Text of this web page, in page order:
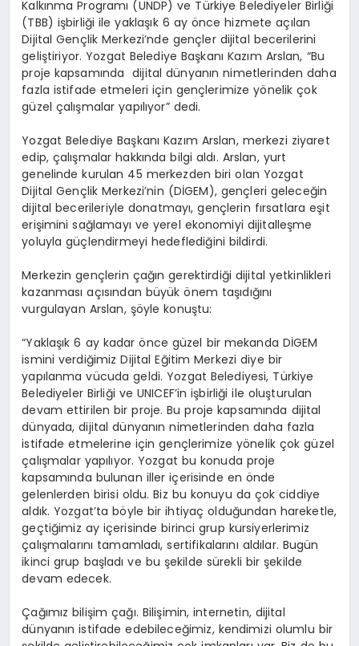
Kalkınma Programı (UNDP) ve Türkiye Belediyeler Birliği
(TBB) işbirliği ile yaklaşık 6 ay önce hizmete açılan
Dijital Gençlik Merkezi’nde gençler dijital becerilerini
geliştiriyor. Yozgat Belediye Başkanı Kazım Arslan, “Bu
proje kapsamında dijital dünyanın nimetlerinden daha
fazla istifade etmeleri için gençlerimize yönelik çok
güzel çalışmalar yapılıyor” dedi.
Yozgat Belediye Başkanı Kazım Arslan, merkezi ziyaret
edip, çalışmalar hakkında bilgi aldı. Arslan, yurt
genelinde kurulan 45 merkezden biri olan Yozgat
Dijital Gençlik Merkezi’nin (DİGEM), gençleri geleceğin
dijital becerileriyle donatmayı, gençlerin fırsatlara eşit
erişimini sağlamayı ve yerel ekonomiyi dijitalleşme
yoluyla güçlendirmeyi hedeflediğini bildirdi.
Merkezin gençlerin çağın gerektirdiği dijital yetkinlikleri
kazanması açısından büyük önem taşıdığını
vurgulayan Arslan, şöyle konuştu:
“Yaklaşık 6 ay kadar önce güzel bir mekanda DİGEM
ismini verdiğimiz Dijital Eğitim Merkezi diye bir
yapılanma vücuda geldi. Yozgat Belediyesi, Türkiye
Belediyeler Birliği ve UNICEF’in işbirliği ile oluşturulan
devam ettirilen bir proje. Bu proje kapsamında dijital
dünyada, dijital dünyanın nimetlerinden daha fazla
istifade etmelerine için gençlerimize yönelik çok güzel
çalışmalar yapılıyor. Yozgat bu konuda proje
kapsamında bulunan iller içerisinde en önde
gelenlerden birisi oldu. Biz bu konuyu da çok ciddiye
aldık. Yozgat’ta böyle bir ihtiyaç olduğundan hareketle,
geçtiğimiz ay içerisinde birinci grup kursiyerlerimiz
çalışmalarını tamamladı, sertifikalarını aldılar. Bugün
ikinci grup başladı ve bu şekilde sürekli bir şekilde
devam edecek.
Çağımız bilişim çağı. Bilişimin, internetin, dijital
dünyanın istifade edebileceğimiz, kendimizi olumlu bir